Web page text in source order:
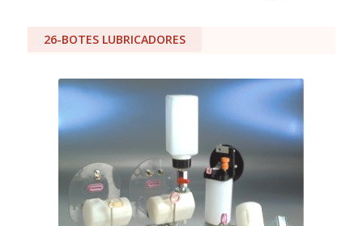
26-BOTES LUBRICADORES